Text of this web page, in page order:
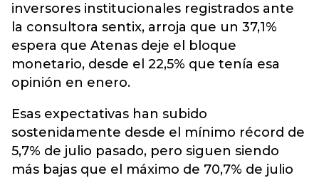
inversores institucionales registrados ante
la consultora sentix, arroja que un 37,1%
espera que Atenas deje el bloque
monetario, desde el 22,5% que tenía esa
opinión en enero.
Esas expectativas han subido
sostenidamente desde el mínimo récord de
5,7% de julio pasado, pero siguen siendo
más bajas que el máximo de 70,7% de julio